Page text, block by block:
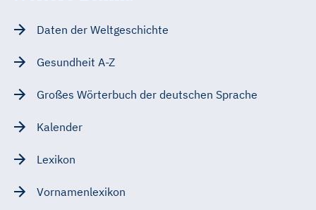
Daten der Weltgeschichte
Gesundheit A-Z
Großes Wörterbuch der deutschen Sprache
Kalender
Lexikon
Vornamenlexikon